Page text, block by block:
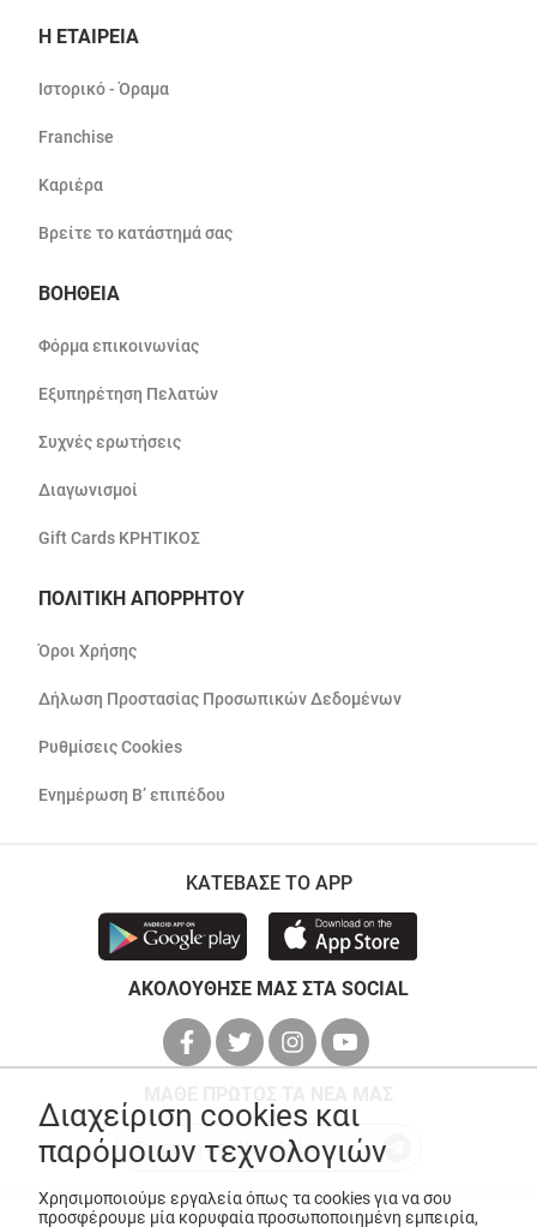
Η ΕΤΑΙΡΕΙΑ
Ιστορικό - Όραμα
Franchise
Καριέρα
Βρείτε το κατάστημά σας
ΒΟΗΘΕΙΑ
Φόρμα επικοινωνίας
Εξυπηρέτηση Πελατών
Συχνές ερωτήσεις
Διαγωνισμοί
Gift Cards ΚΡΗΤΙΚΟΣ
ΠΟΛΙΤΙΚΗ ΑΠΟΡΡΗΤΟΥ
Όροι Χρήσης
Δήλωση Προστασίας Προσωπικών Δεδομένων
Ρυθμίσεις Cookies
Ενημέρωση Β’ επιπέδου
ΚΑΤΕΒΑΣΕ ΤΟ APP
ΑΚΟΛΟΥΘΗΣΕ ΜΑΣ ΣΤΑ SOCIAL
Διαχείριση cookies και
παρόμοιων τεχνολογιών
Χρησιμοποιούμε εργαλεία όπως τα cookies για να σου
προσφέρουμε μία κορυφαία προσωποποιημένη εμπειρία,